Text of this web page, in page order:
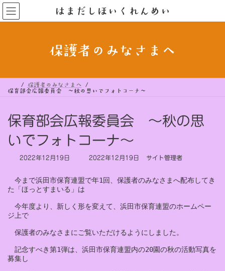
コ
ン
テ
ナ
ビ
ゲ
はまだしほいくれんめい
保護者のみなさまへ
保護者のみなさまへ
保育部会広報委員会 ～秋の思いでフォトコーナ～
保育部会広報委員会 ～秋の思
いでフォトコーナ～
2022年12月19日
最
新
:
2022年12月19日 サイト管理者
今まで浜田市保育連盟で年1回、保護者のみなさまへ配布してき
た「ほっとすまいる」は
今年度より、新しく形を変えて、浜田市保育連盟のホームペー
ジ上で
保護者のみなさまにご覧いただけるようにしました。
記念すべき第1弾は、浜田市保育連盟内の20園の秋の活動写真を
募集し